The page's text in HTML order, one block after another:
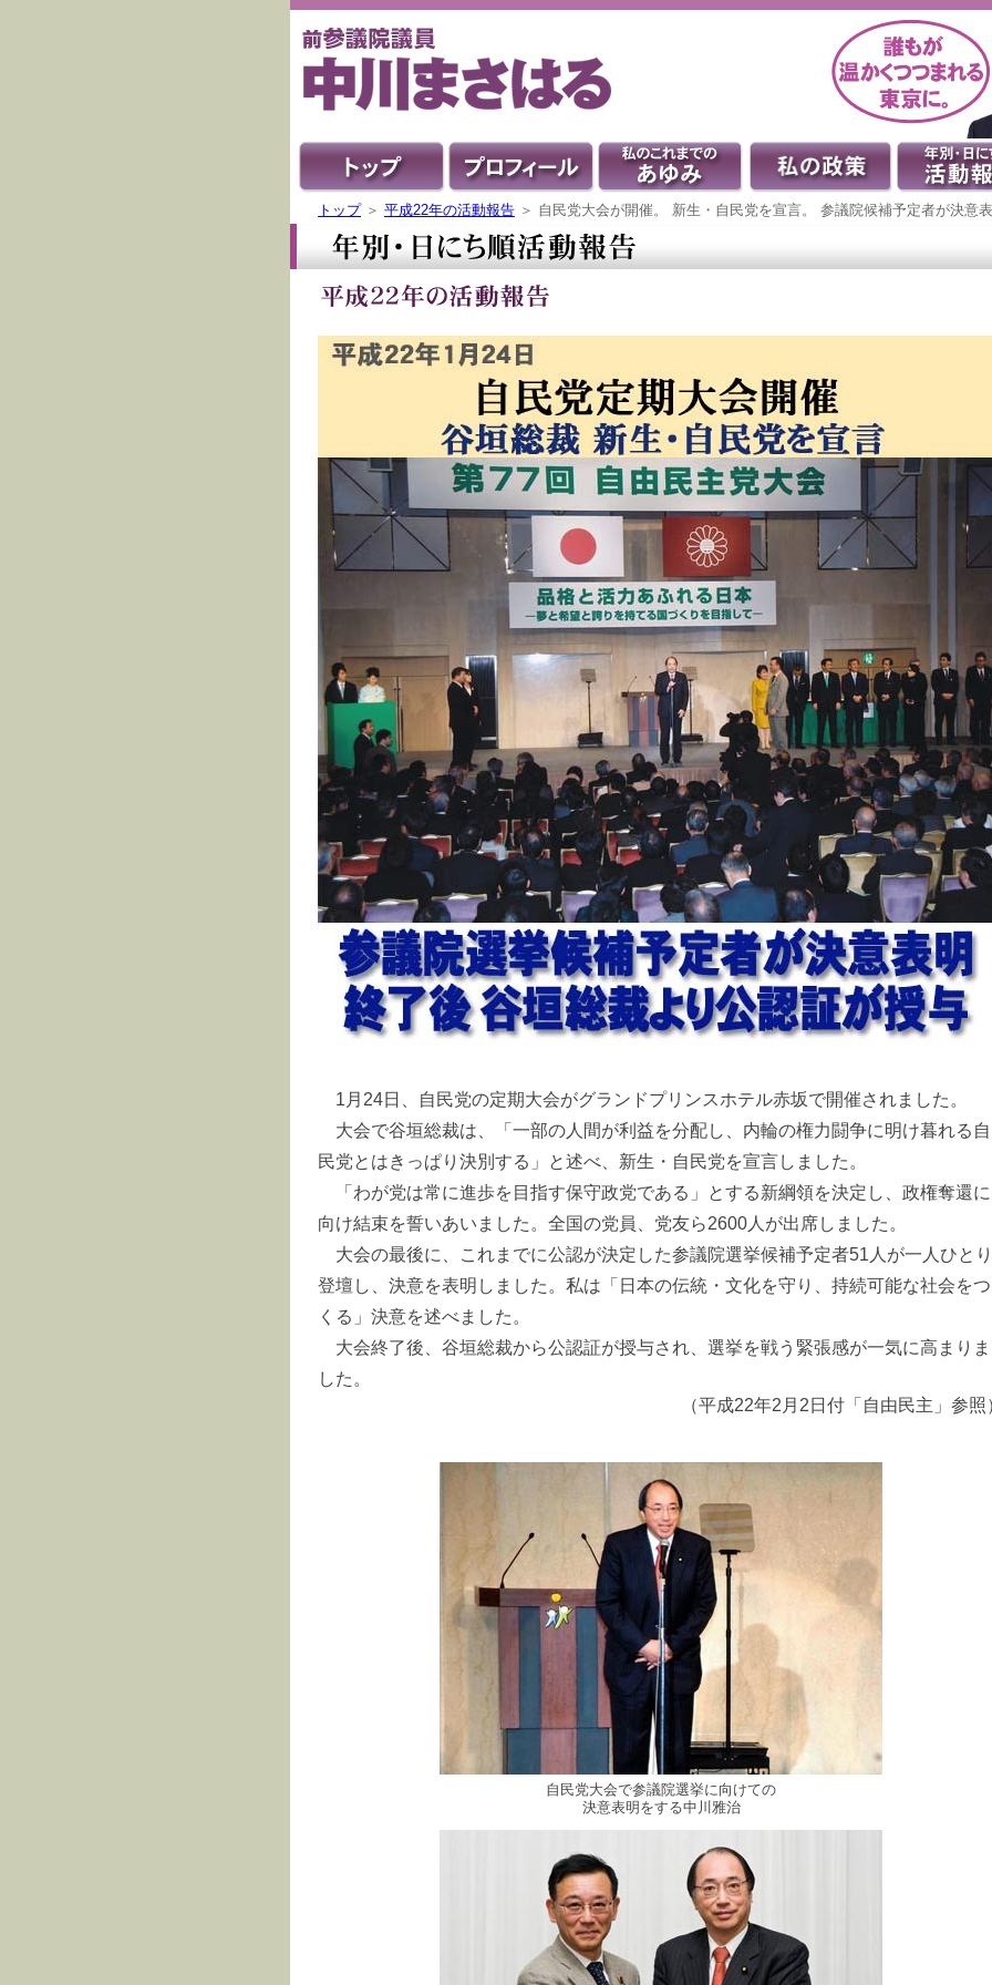
トップ＞ 平成22年の活動報告 ＞ 自民党大会が開催。 新生・自民党を宣言。 参議院候補予定者が決意
1月24日、自民党の定期大会がグランドプリンスホテル赤坂で開催されました。
大会で谷垣総裁は、「一部の人間が利益を分配し、内輪の権力闘争に明け暮れる自
民党とはきっぱり決別する」と述べ、新生・自民党を宣言しました。
「わが党は常に進歩を目指す保守政党である」とする新綱領を決定し、政権奪還に
向け結束を誓いあいました。全国の党員、党友ら2600人が出席しました。
大会の最後に、これまでに公認が決定した参議院選挙候補予定者51人が一人ひとり
登壇し、決意を表明しました。私は「日本の伝統・文化を守り、持続可能な社会をつ
くる」決意を述べました。
大会終了後、谷垣総裁から公認証が授与され、選挙を戦う緊張感が一気に高まりま
した。
（平成22年2月2日付「自由民主」参照
自民党大会で参議院選挙に向けての
決意表明をする中川雅治